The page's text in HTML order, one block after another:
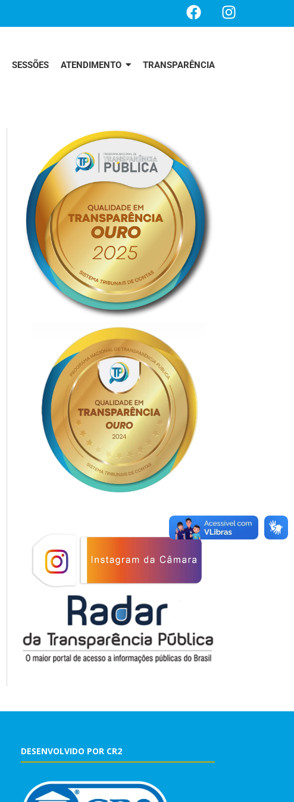
SESSÕES ATENDIMENTO TRANSPARÊNCIA
DESENVOLVIDO POR CR2